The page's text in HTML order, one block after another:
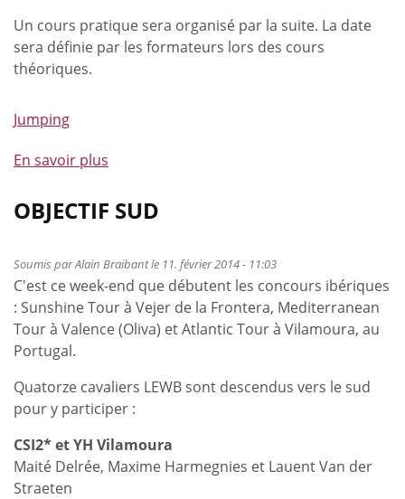
Un cours pratique sera organisé par la suite. La date
sera définie par les formateurs lors des cours
théoriques.
Jumping
En savoir plus
de
Formation
de
Piste
-
correction
date
!
OBJECTIF SUD
Soumis parAlain Braibantle 11. février 2014 - 11:03
C'est ce week-end que débutent les concours ibériques
: Sunshine Tour à Vejer de la Frontera, Mediterranean
Tour à Valence (Oliva) et Atlantic Tour à Vilamoura, au
Portugal.
Quatorze cavaliers LEWB sont descendus vers le sud
pour y participer :
CSI2* et YH Vilamoura
Maité Delrée, Maxime Harmegnies et Lauent Van der
Straeten